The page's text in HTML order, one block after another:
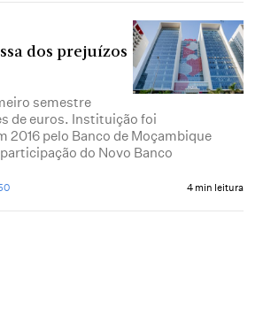
dos prejuízos
semestre
de euros. Instituição foi
2016 pelo Banco de Moçambique
do Novo Banco
4 min leitura